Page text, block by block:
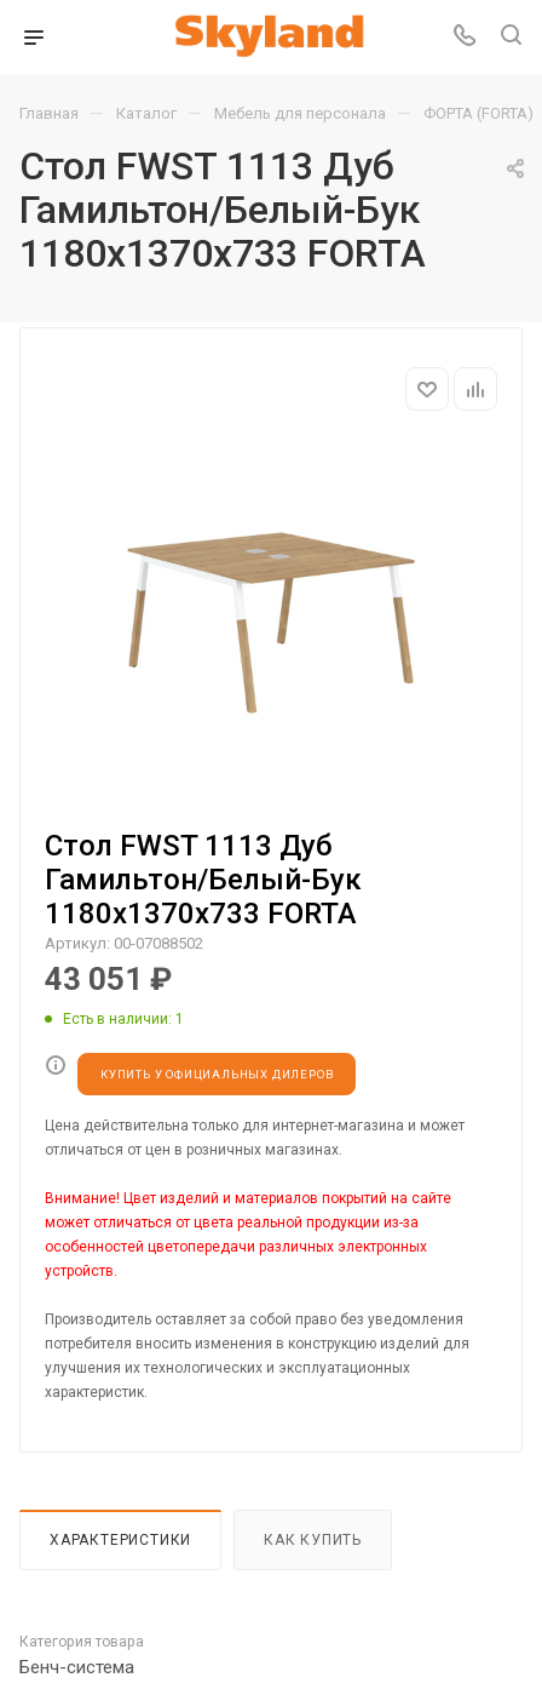
Главная — Каталог — Мебель для персонала — ФОРТА (FORTA)
Стол FWST 1113 Дуб
Гамильтон/Белый-Бук
1180х1370х733 FORTA
Стол FWST 1113 Дуб
Гамильтон/Белый-Бук
1180х1370х733 FORTA
Артикул: 00-07088502
43 051 ₽
Есть в наличии: 1
КУПИТЬ У ОФИЦИАЛЬНЫХ ДИЛЕРОВ
Цена действительна только для интернет-магазина и может
отличаться от цен в розничных магазинах.
Внимание! Цвет изделий и материалов покрытий на сайте
может отличаться от цвета реальной продукции из-за
особенностей цветопередачи различных электронных
устройств.
Производитель оставляет за собой право без уведомления
потребителя вносить изменения в конструкцию изделий для
улучшения их технологических и эксплуатационных
характеристик.
ХАРАКТЕРИСТИКИ КАК КУПИТЬ
Категория товара
Бенч-система